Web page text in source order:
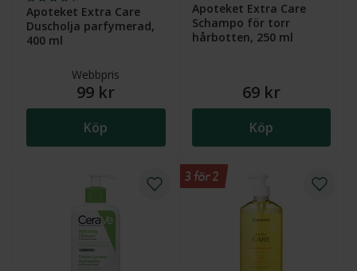
Apoteket Extra Care
Duscholja parfymerad,
400 ml
Webbpris
99 kr
Köp
Apoteket Extra Care
Schampo för torr
hårbotten, 250 ml
69 kr
Köp
3 för 2